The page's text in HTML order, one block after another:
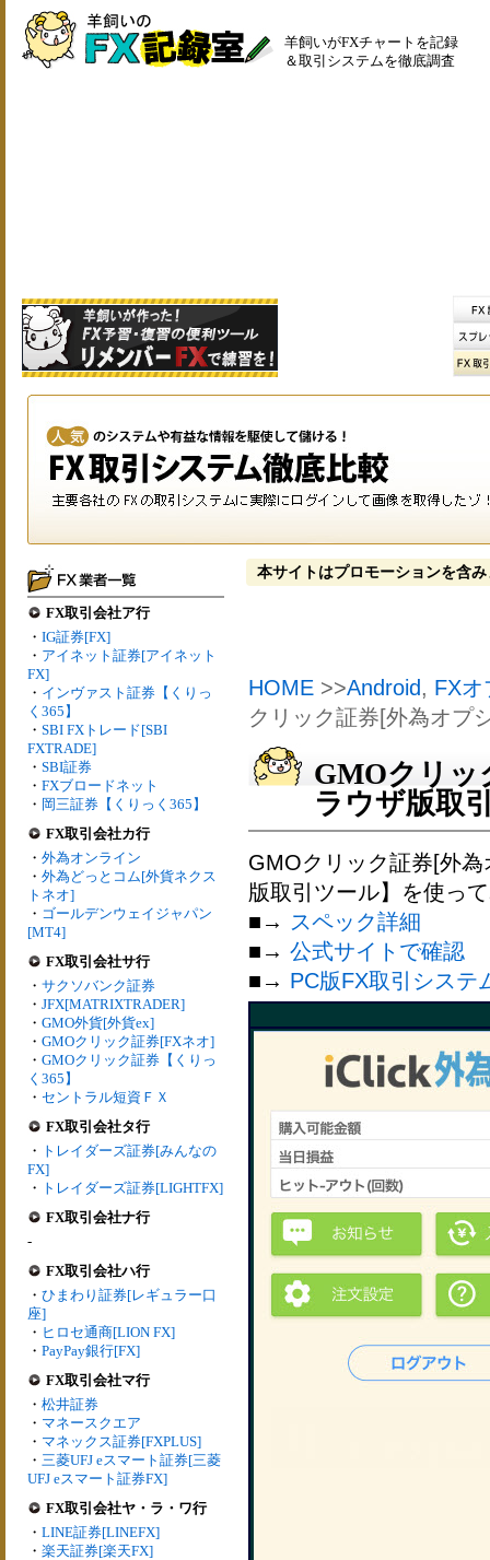
羊飼いがFXチャートを記録
＆取引システムを徹底調査
FX取引会社ア行
・ IG証券[FX]
・ アイネット証券[アイネット
FX]
・ インヴァスト証券【くりっ
く365】
・ SBI FXトレード[SBI
FXTRADE]
・ SBI証券
・ FXブロードネット
・ 岡三証券【くりっく365】
FX取引会社カ行
・ 外為オンライン
・ 外為どっとコム[外貨ネクス
トネオ]
・ ゴールデンウェイジャパン
[MT4]
FX取引会社サ行
・ サクソバンク証券
・ JFX[MATRIXTRADER]
・ GMO外貨[外貨ex]
・ GMOクリック証券[FXネオ]
・ GMOクリック証券【くりっ
く365】
・ セントラル短資ＦＸ
FX取引会社タ行
・ トレイダーズ証券[みんなの
FX]
・ トレイダーズ証券[LIGHTFX]
FX取引会社ナ行
-
FX取引会社ハ行
・ ひまわり証券[レギュラー口
座]
・ ヒロセ通商[LION FX]
・ PayPay銀行[FX]
FX取引会社マ行
・ 松井証券
・ マネースクエア
・ マネックス証券[FXPLUS]
・ 三菱UFJ eスマート証券[三菱
UFJ eスマート証券FX]
FX取引会社ヤ・ラ・ワ行
・ LINE証券[LINEFX]
・ 楽天証券[楽天FX]
本サイトはプロモーションを含み
HOME >>Android , FXオ
クリック証券[外為オプ
GMOクリッ
ラウザ版取
GMOクリック証券[外
版取引ツール】 を使っ
■→ スペック詳細
■→ 公式サイトで確認
■→ PC版FX取引システ